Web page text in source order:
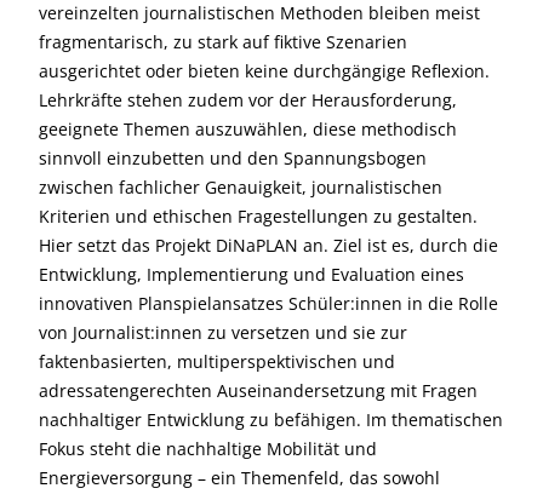
vereinzelten journalistischen Methoden bleiben meist
fragmentarisch, zu stark auf fiktive Szenarien
ausgerichtet oder bieten keine durchgängige Reflexion.
Lehrkräfte stehen zudem vor der Herausforderung,
geeignete Themen auszuwählen, diese methodisch
sinnvoll einzubetten und den Spannungsbogen
zwischen fachlicher Genauigkeit, journalistischen
Kriterien und ethischen Fragestellungen zu gestalten.
Hier setzt das Projekt DiNaPLAN an. Ziel ist es, durch die
Entwicklung, Implementierung und Evaluation eines
innovativen Planspielansatzes Schüler:innen in die Rolle
von Journalist:innen zu versetzen und sie zur
faktenbasierten, multiperspektivischen und
adressatengerechten Auseinandersetzung mit Fragen
nachhaltiger Entwicklung zu befähigen. Im thematischen
Fokus steht die nachhaltige Mobilität und
Energieversorgung – ein Themenfeld, das sowohl